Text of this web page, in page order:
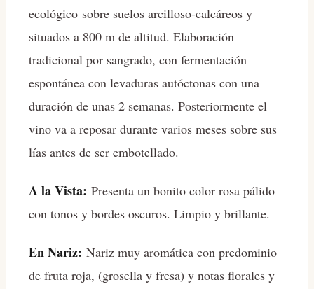
ecológico sobre suelos arcilloso-calcáreos y
situados a 800 m de altitud. Elaboración
tradicional por sangrado, con fermentación
espontánea con levaduras autóctonas con una
duración de unas 2 semanas. Posteriormente el
vino va a reposar durante varios meses sobre sus
lías antes de ser embotellado.
A la Vista: Presenta un bonito color rosa pálido
con tonos y bordes oscuros. Limpio y brillante.
En Nariz: Nariz muy aromática con predominio
de fruta roja, (grosella y fresa) y notas florales y